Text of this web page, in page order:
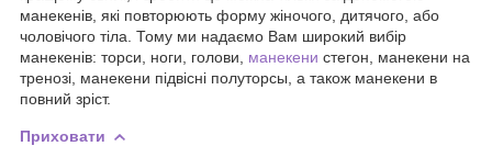
манекенів, які повторюють форму жіночого, дитячого, або
чоловічого тіла. Тому ми надаємо Вам широкий вибір
манекенів: торси, ноги, голови, манекени стегон, манекени на
тренозі, манекени підвісні полуторсы, а також манекени в
повний зріст.
Приховати